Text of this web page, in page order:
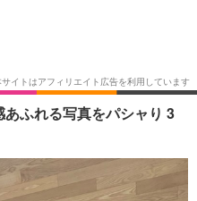
その他
ふれる写真をパシャり 3